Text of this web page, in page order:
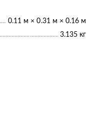
0.11 м × 0.31 м × 0.16 м
3.135 кг